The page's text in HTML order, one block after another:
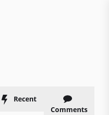
Recent
Comments